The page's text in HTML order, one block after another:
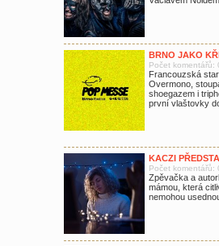
BRNO JAKO
Počet komentářů:
Francouzská
Overmono,
shoegazem i
první vlaštovky
KACZI
Počet komentářů:
Zpěvačka a
mámou, která
nemohou